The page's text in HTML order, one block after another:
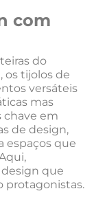
com
do
os tijolos de
versáteis
mas
chave em
de design,
espaços que
que
protagonistas.